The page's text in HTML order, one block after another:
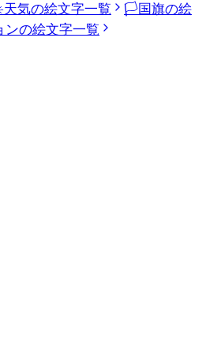
天気の絵文字一覧 🏳️国旗の絵
ンの絵文字一覧